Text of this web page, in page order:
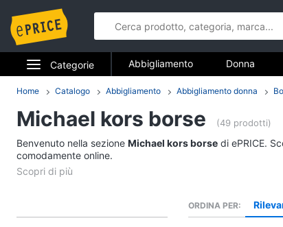
Categorie
Elettrodomestici
Informatica
Telefonia
Smart home
Felpa donna
Abbigliamento Donna
Gioielli
Home Catalogo Abbigliamento Abbigliamento donna
Michael kors borse (49 prodotti)
Benvenuto nella sezione Michael kors borse di ePRICE.
comodamente online.
ORDINA PER